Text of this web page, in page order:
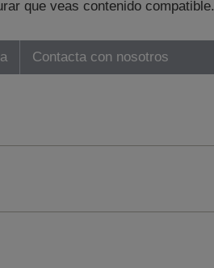
que veas contenido compatible.
Contacta con nosotros